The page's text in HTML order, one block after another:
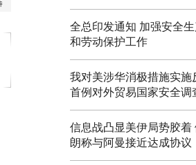
全总印发通知 加强安全
和劳动保护工作
我对美涉华消极措施实施
首例对外贸易国家安全调
信息战凸显美伊局势胶着
朗称与阿曼接近达成协议